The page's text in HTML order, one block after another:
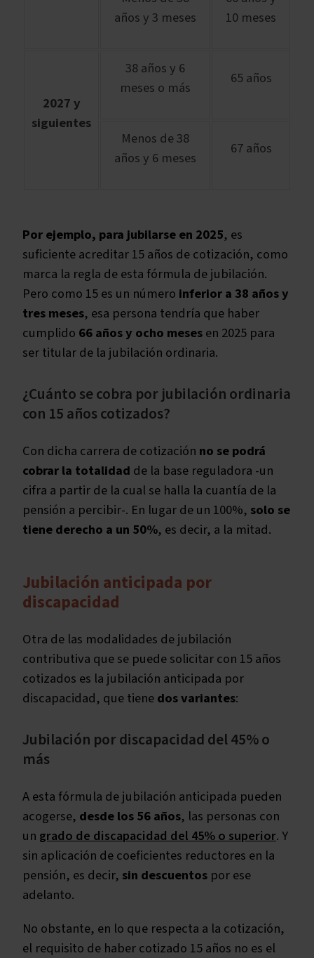
años y 3 meses
10 meses
2027 y
siguientes
38 años y 6
meses o más
65 años
Menos de 38
años y 6 meses
67 años
Por ejemplo, para jubilarse en 2025, es
suficiente acreditar 15 años de cotización, como
marca la regla de esta fórmula de jubilación.
Pero como 15 es un número inferior a 38 años y
tres meses, esa persona tendría que haber
cumplido 66 años y ocho mesesen 2025 para
ser titular de la jubilación ordinaria.
¿Cuánto se cobra por jubilación ordinaria
con 15 años cotizados?
Con dicha carrera de cotización no se podrá
cobrar la totalidad de la base reguladora -un
cifra a partir de la cual se halla la cuantía de la
pensión a percibir-. En lugar de un 100%, solo se
tiene derecho a un 50%, es decir, a la mitad.
Jubilación anticipada por
discapacidad
Otra de las modalidades de jubilación
contributiva que se puede solicitar con 15 años
cotizados es la jubilación anticipada por
discapacidad, que tienedos variantes:
Jubilación por discapacidad del 45% o
más
A esta fórmula de jubilación anticipada pueden
acogerse, desde los 56 años, las personas con
un grado de discapacidad del 45% o superior. Y
sin aplicación de coeficientes reductores en la
pensión, es decir, sin descuentos por ese
adelanto.
No obstante, en lo que respecta a la cotización,
el requisito de haber cotizado 15 años no es el